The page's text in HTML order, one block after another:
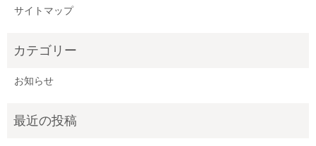
サイトマップ
お知らせ